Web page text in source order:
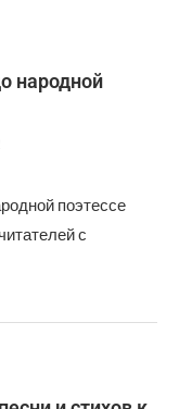
народной
поэтессе
с